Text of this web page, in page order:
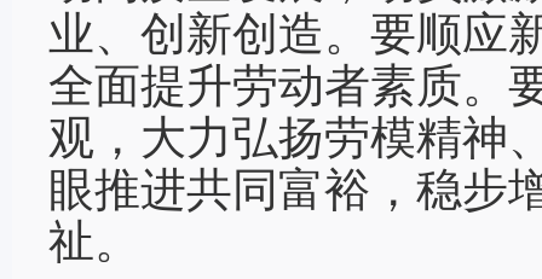
业、创新创造。要顺应
全面提升劳动者素质。
观，大力弘扬劳模精神
眼推进共同富裕，稳步
祉。